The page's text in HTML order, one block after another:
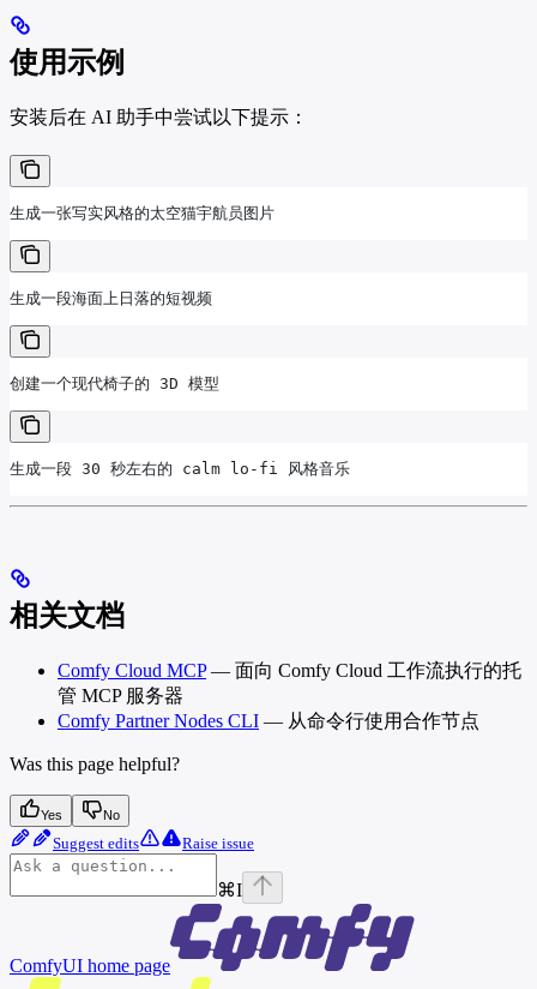
使用示例
安装后在 AI 助手中尝试以下提示：
生成一张写实风格的太空猫宇航员图片
生成一段海面上日落的短视频
创建一个现代椅子的 3D 模型
生成一段 30 秒左右的 calm lo-fi 风格音乐
相关文档
Comfy Cloud MCP— 面向 Comfy Cloud 工作流执行的托
管 MCP 服务器
Comfy Partner Nodes CLI — 从命令行使用合作节点
Was this page helpful?
Yes No
Suggest edits Raise issue
⌘I
ComfyUI home page